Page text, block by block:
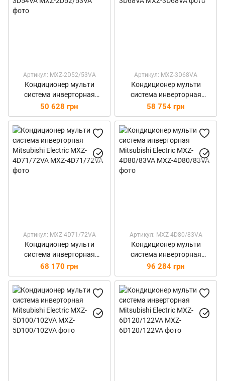
Артикул: MXZ-2D52/53VA
Кондиционер мульти
система инверторная
Mitsubishi Electric MXZ-
3D54VA
50 628 грн
Артикул: MXZ-3D68VA
Кондиционер мульти
система инверторная
Mitsubishi Electric MXZ-
3D68VA
58 754 грн
Артикул: MXZ-4D71/72VA
Кондиционер мульти
система инверторная
Mitsubishi Electric MXZ-
4D71/72VA
68 170 грн
Артикул: MXZ-4D80/83VA
Кондиционер мульти
система инверторная
Mitsubishi Electric MXZ-
4D80/83VA
96 284 грн